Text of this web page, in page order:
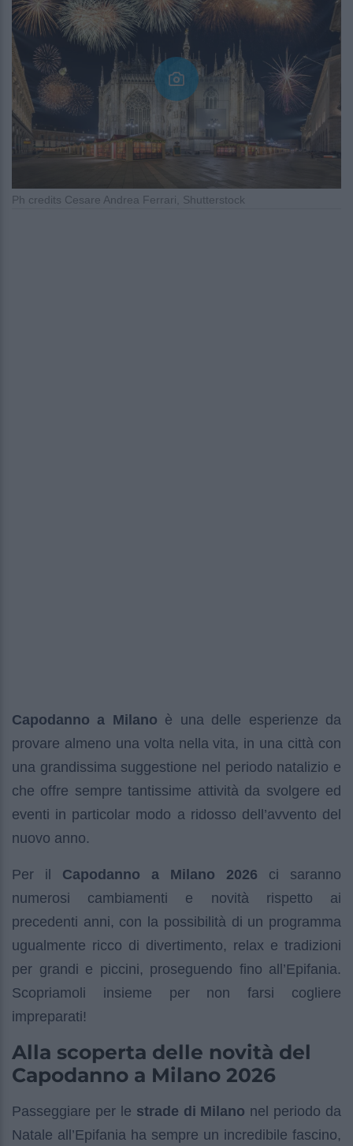
Ph credits Cesare Andrea Ferrari, Shutterstock
Capodanno a Milano è una delle esperienze da
provare almeno una volta nella vita, in una città con
una grandissima suggestione nel periodo natalizio e
che offre sempre tantissime attività da svolgere ed
eventi in particolar modo a ridosso dell’avvento del
nuovo anno.
Per il Capodanno a Milano 2026 ci saranno
numerosi cambiamenti e novità rispetto ai
precedenti anni, con la possibilità di un programma
ugualmente ricco di divertimento, relax e tradizioni
per grandi e piccini, proseguendo fino all’Epifania.
Scopriamoli insieme per non farsi cogliere
impreparati!
Alla scoperta delle novità del
Capodanno a Milano 2026
Passeggiare per le strade di Milano nel periodo da
Natale all’Epifania ha sempre un incredibile fascino,